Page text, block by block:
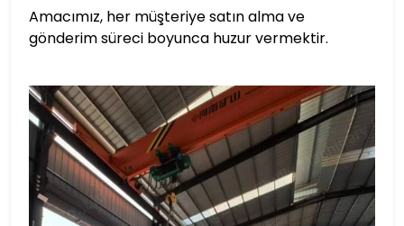
Amacımız, her müşteriye satın alma ve
gönderim süreci boyunca huzur vermektir.